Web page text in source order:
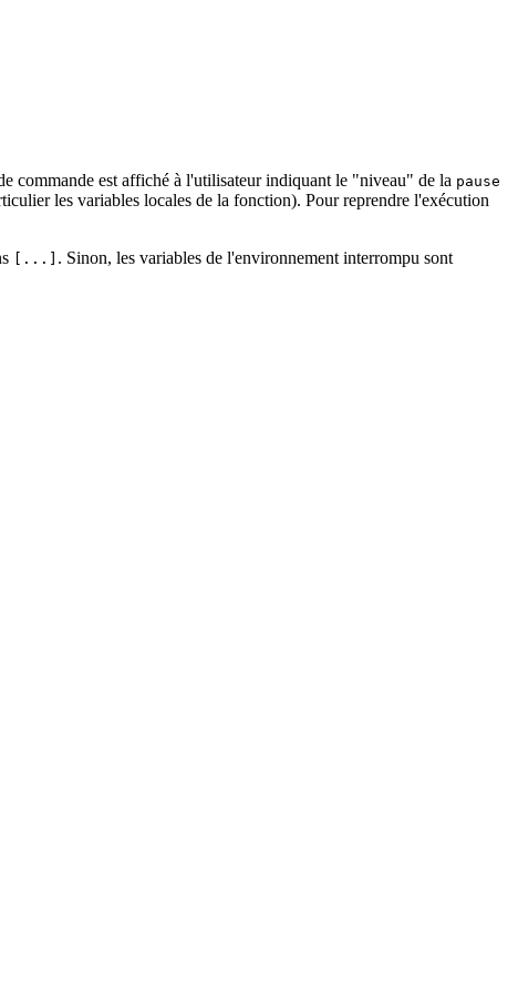
commande est affiché à l'utilisateur indiquant le "niveau" de la pause
les variables locales de la fonction). Pour reprendre l'exécution
[...] . Sinon, les variables de l'environnement interrompu sont